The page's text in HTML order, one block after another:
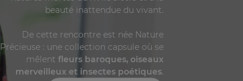
beauté inattendue du vivant.
De cette rencontre est née Nature
Précieuse : une collection capsule où se
mêlent fleurs baroques, oiseaux
merveilleux et insectes poétiques.